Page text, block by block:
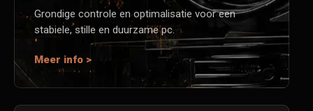
Grondige controle en optimalisatie voor een
stabiele, stille en duurzame pc.
Meer info >